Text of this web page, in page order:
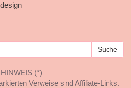
HINWEIS (*)
Verweise sind Affiliate-Links.